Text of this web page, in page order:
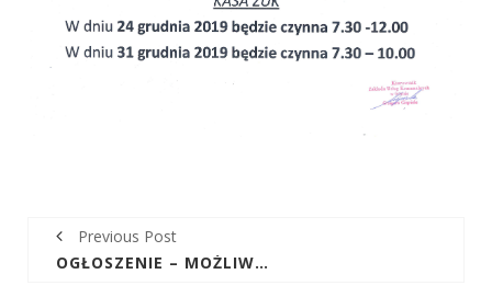
Previous Post
OGŁOSZENIE – MOŻLIWA PRZERWA DOSTAWY WODY DNIA 17.12.19R (WTOREK) W MIEJSCOWOŚCI GÓRNO-PARCELE NR 1-8 I STACJA PALIW BP